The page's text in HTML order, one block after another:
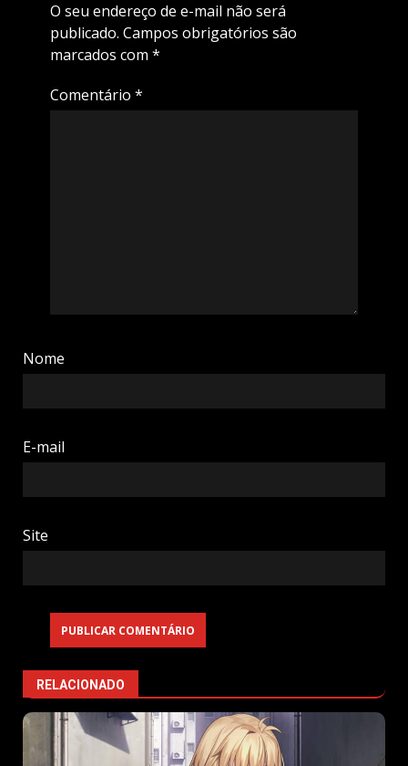
O seu endereço de e-mail não será
publicado. Campos obrigatórios são
marcados com *
Comentário *
Nome
E-mail
Site
RELACIONADO